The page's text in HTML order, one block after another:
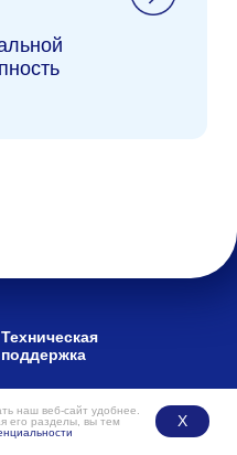
наш веб-сайт удобнее.
его разделы, вы тем
Х